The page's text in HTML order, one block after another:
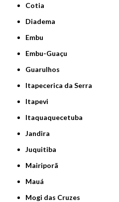
Cotia
Diadema
Embu
Embu-Guaçu
Guarulhos
Itapecerica da Serra
Itapevi
Itaquaquecetuba
Jandira
Juquitiba
Mairiporã
Mauá
Mogi das Cruzes